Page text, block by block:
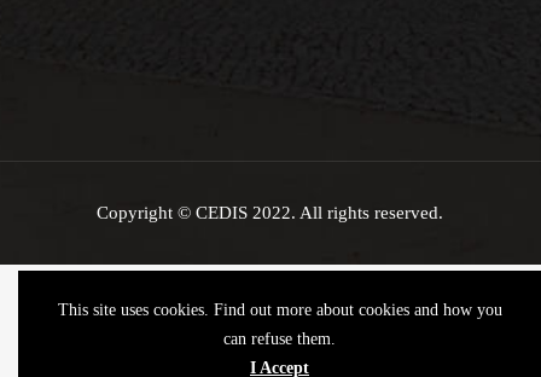
Copyright © CEDIS 2022. All rights reserved.
This site uses cookies. Find out more about cookies and how you
can refuse them.
I Accept